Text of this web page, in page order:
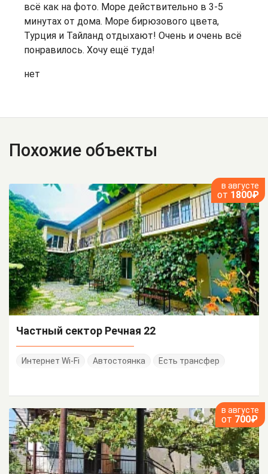
всё как на фото. Море действительно в 3-5
минутах от дома. Море бирюзового цвета,
Турция и Тайланд отдыхают! Очень и очень всё
понравилось. Хочу ещё туда!
нет
Похожие объекты
в августе
от 1800₽
Частный сектор Речная 22
Интернет Wi-Fi Автостоянка Есть трансфер
в августе
от 700₽